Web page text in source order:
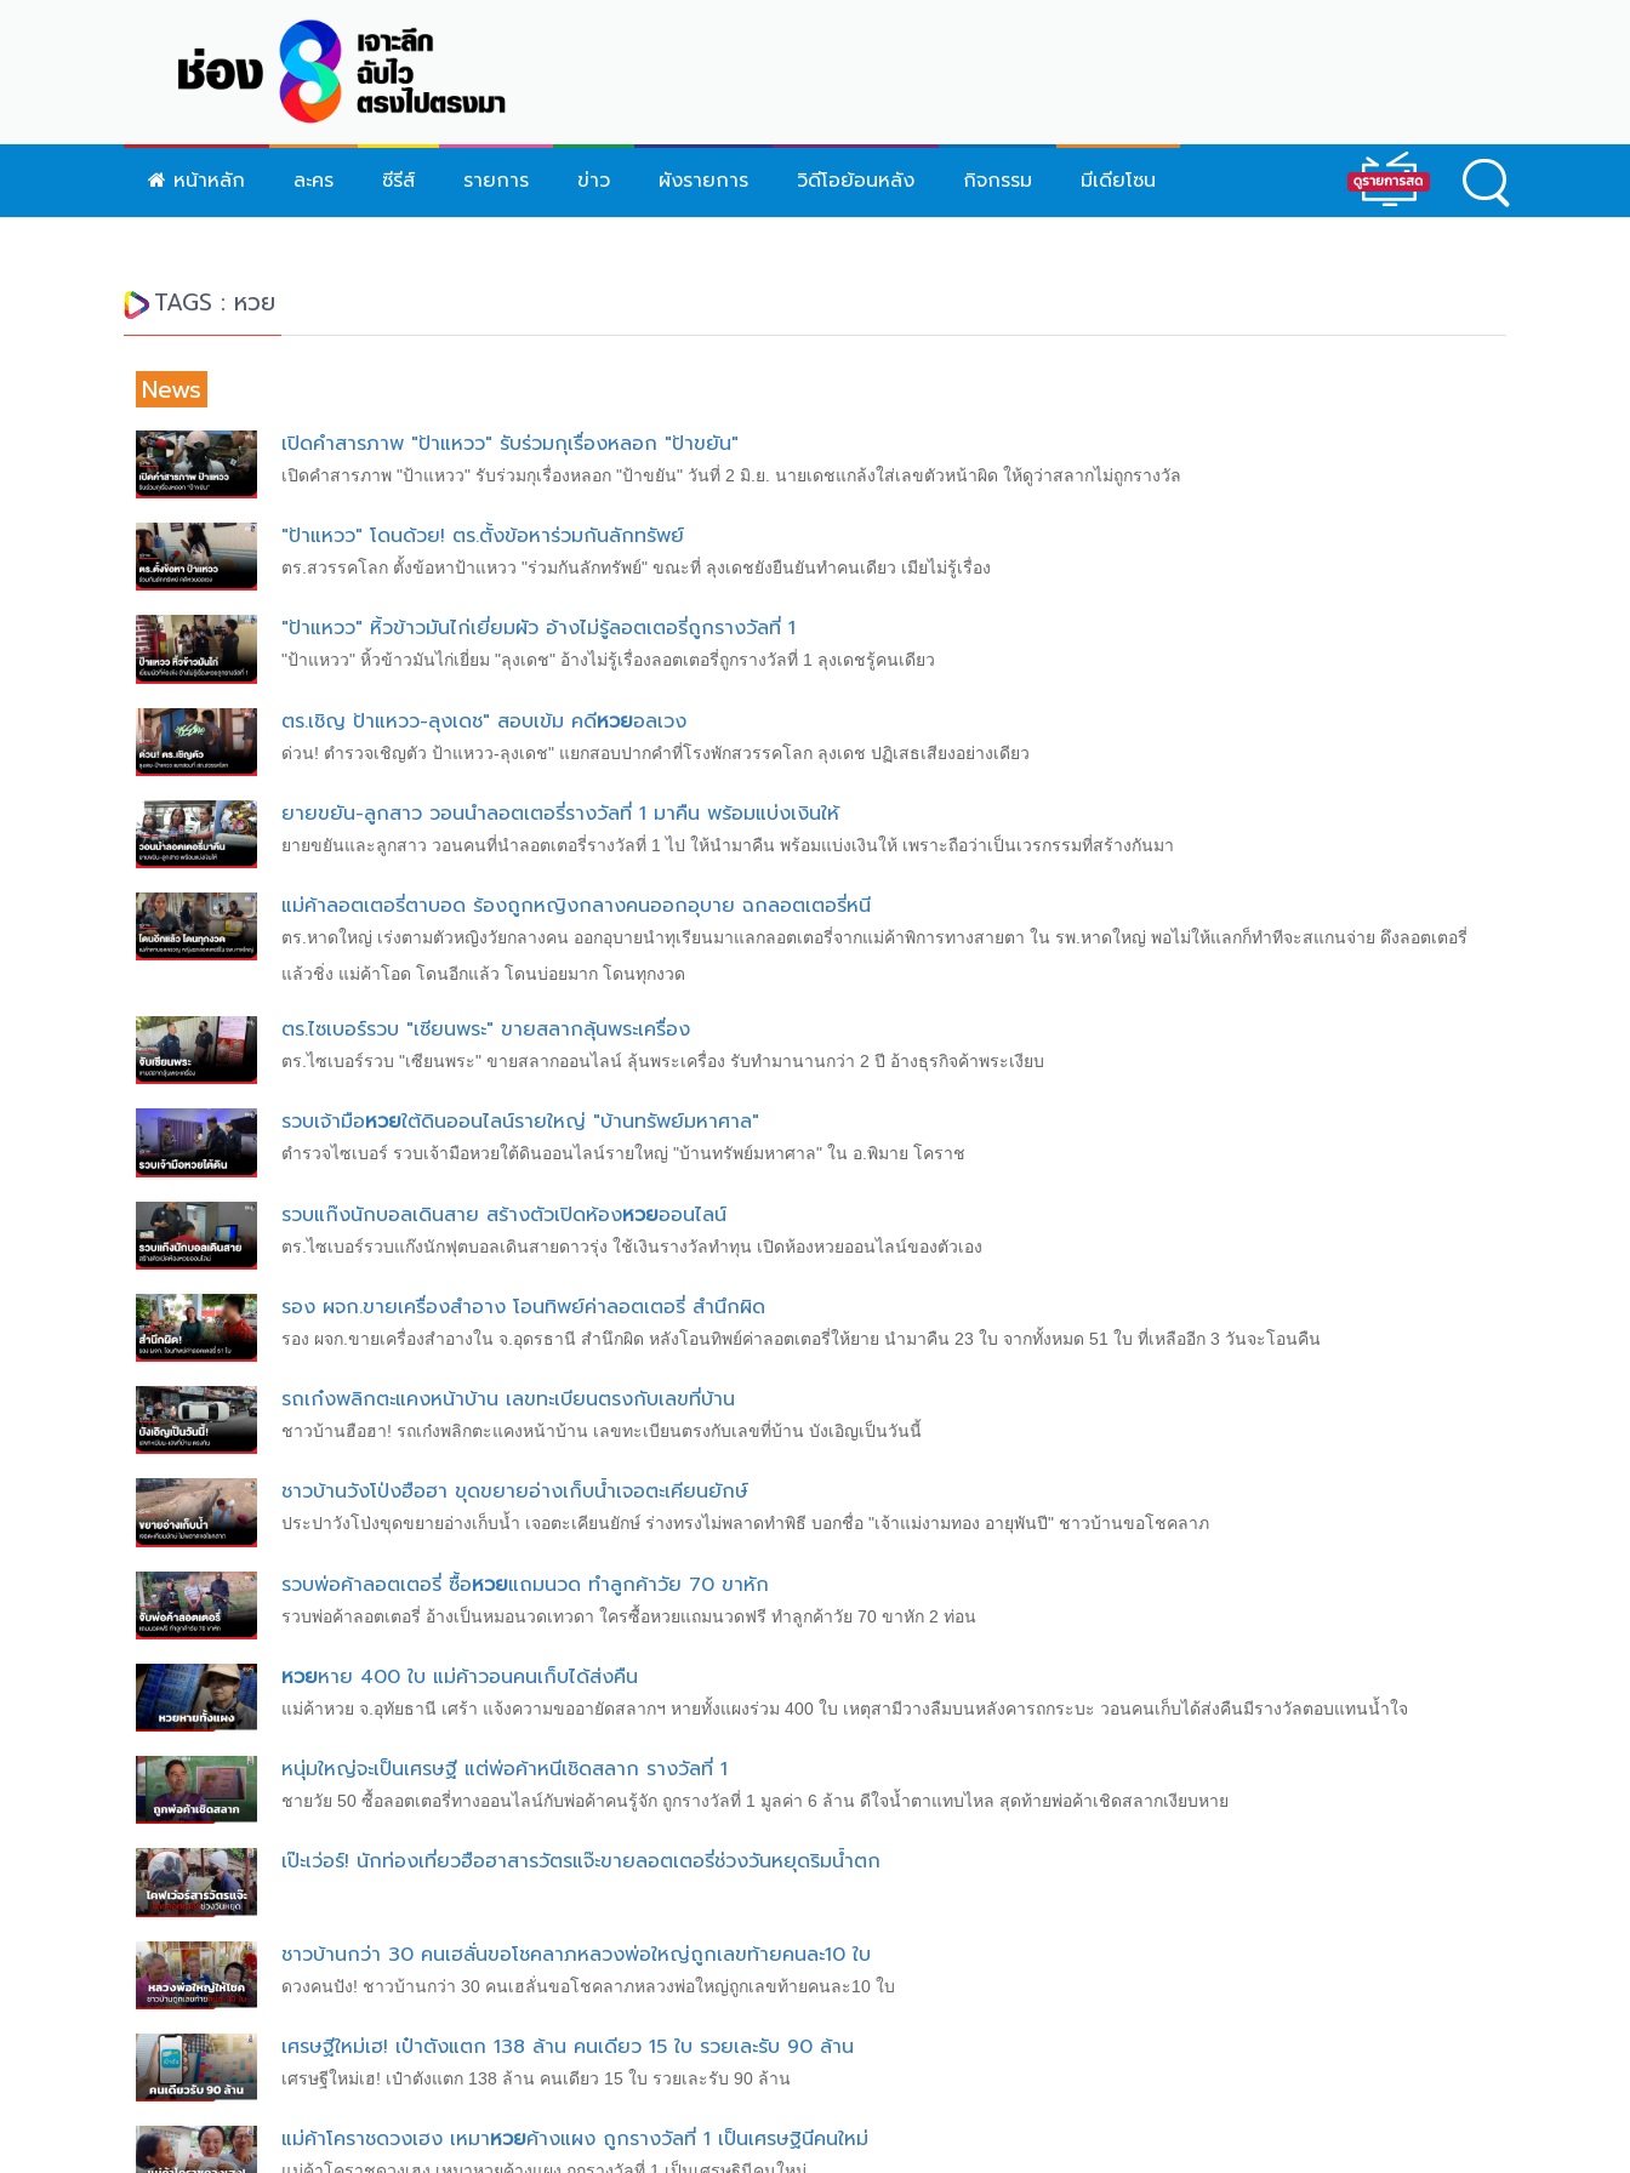
หน้าหลัก ละคร ซีรีส์ รายการ ข่าว ผังรายการ วิดีโอย้อนหลัง กิจกรรม มีเดียโซน
TAGS : หวย
News
เปิดคำสารภาพ "ป้าแหวว" รับร่วมกุเรื่องหลอก "ป้าขยัน"
เปิดคำสารภาพ "ป้าแหวว" รับร่วมกุเรื่องหลอก "ป้าขยัน" วันที่ 2 มิ.ย. นายเดชแกล้งใส่เลขตัวหน้าผิด ให้ดูว่าสลากไม่ถูกรางวัล
"ป้าแหวว" โดนด้วย! ตร.ตั้งข้อหาร่วมกันลักทรัพย์
ตร.สวรรคโลก ตั้งข้อหาป้าแหวว "ร่วมกันลักทรัพย์" ขณะที่ ลุงเดชยังยืนยันทำคนเดียว เมียไม่รู้เรื่อง
"ป้าแหวว" หิ้วข้าวมันไก่เยี่ยมผัว อ้างไม่รู้ลอตเตอรี่ถูกรางวัลที่ 1
"ป้าแหวว" หิ้วข้าวมันไก่เยี่ยม "ลุงเดช" อ้างไม่รู้เรื่องลอตเตอรี่ถูกรางวัลที่ 1 ลุงเดชรู้คนเดียว
ตร.เชิญ ป้าแหวว-ลุงเดช" สอบเข้ม คดีหวยอลเวง
ด่วน! ตำรวจเชิญตัว ป้าแหวว-ลุงเดช" แยกสอบปากคำที่โรงพักสวรรคโลก ลุงเดช ปฏิเสธเสียงอย่างเดียว
ยายขยัน-ลูกสาว วอนนำลอตเตอรี่รางวัลที่ 1 มาคืน พร้อมแบ่งเงินให้
ยายขยันและลูกสาว วอนคนที่นำลอตเตอรี่รางวัลที่ 1 ไป ให้นำมาคืน พร้อมแบ่งเงินให้ เพราะถือว่าเป็นเวรกรรมที่สร้างกันมา
แม่ค้าลอตเตอรี่ตาบอด ร้องถูกหญิงกลางคนออกอุบาย ฉกลอตเตอรี่หนี
ตร.หาดใหญ่ เร่งตามตัวหญิงวัยกลางคน ออกอุบายนำทุเรียนมาแลกลอตเตอรี่จากแม่ค้าพิการทางสายตา ใน รพ.หาดใหญ่ พอไม่ให้แลกก็ทำทีจะสแกนจ่าย ดึงลอตเตอรี่
แล้วชิ่ง แม่ค้าโอด โดนอีกแล้ว โดนบ่อยมาก โดนทุกงวด
ตร.ไซเบอร์รวบ "เซียนพระ" ขายสลากลุ้นพระเครื่อง
ตร.ไซเบอร์รวบ "เซียนพระ" ขายสลากออนไลน์ ลุ้นพระเครื่อง รับทำมานานกว่า 2 ปี อ้างธุรกิจค้าพระเงียบ
รวบเจ้ามือหวยใต้ดินออนไลน์รายใหญ่ "บ้านทรัพย์มหาศาล"
ตำรวจไซเบอร์ รวบเจ้ามือหวยใต้ดินออนไลน์รายใหญ่ "บ้านทรัพย์มหาศาล" ใน อ.พิมาย โคราช
รวบแก๊งนักบอลเดินสาย สร้างตัวเปิดห้องหวยออนไลน์
ตร.ไซเบอร์รวบแก๊งนักฟุตบอลเดินสายดาวรุ่ง ใช้เงินรางวัลทำทุน เปิดห้องหวยออนไลน์ของตัวเอง
รอง ผจก.ขายเครื่องสำอาง โอนทิพย์ค่าลอตเตอรี่ สำนึกผิด
รอง ผจก.ขายเครื่องสำอางใน จ.อุดรธานี สำนึกผิด หลังโอนทิพย์ค่าลอตเตอรี่ให้ยาย นำมาคืน 23 ใบ จากทั้งหมด 51 ใบ ที่เหลืออีก 3 วันจะโอนคืน
รถเก๋งพลิกตะแคงหน้าบ้าน เลขทะเบียนตรงกับเลขที่บ้าน
ชาวบ้านฮือฮา! รถเก๋งพลิกตะแคงหน้าบ้าน เลขทะเบียนตรงกับเลขที่บ้าน บังเอิญเป็นวันนี้
ชาวบ้านวังโป่งฮือฮา ขุดขยายอ่างเก็บน้ำเจอตะเคียนยักษ์
ประปาวังโป่งขุดขยายอ่างเก็บน้ำ เจอตะเคียนยักษ์ ร่างทรงไม่พลาดทำพิธี บอกชื่อ "เจ้าแม่งามทอง อายุพันปี" ชาวบ้านขอโชคลาภ
รวบพ่อค้าลอตเตอรี่ ซื้อหวยแถมนวด ทำลูกค้าวัย 70 ขาหัก
รวบพ่อค้าลอตเตอรี่ อ้างเป็นหมอนวดเทวดา ใครซื้อหวยแถมนวดฟรี ทำลูกค้าวัย 70 ขาหัก 2 ท่อน
หวยหาย 400 ใบ แม่ค้าวอนคนเก็บได้ส่งคืน
แม่ค้าหวย จ.อุทัยธานี เศร้า แจ้งความขออายัดสลากฯ หายทั้งแผงร่วม 400 ใบ เหตุสามีวางลืมบนหลังคารถกระบะ วอนคนเก็บได้ส่งคืนมีรางวัลตอบแทนน้ำใจ
หนุ่มใหญ่จะเป็นเศรษฐี แต่พ่อค้าหนีเชิดสลาก รางวัลที่ 1
ชายวัย 50 ซื้อลอตเตอรี่ทางออนไลน์กับพ่อค้าคนรู้จัก ถูกรางวัลที่ 1 มูลค่า 6 ล้าน ดีใจน้ำตาแทบไหล สุดท้ายพ่อค้าเชิดสลากเงียบหาย
เป๊ะเว่อร์! นักท่องเที่ยวฮือฮาสารวัตรแจ๊ะขายลอตเตอรี่ช่วงวันหยุดริมน้ำตก
ชาวบ้านกว่า 30 คนเฮลั่นขอโชคลาภหลวงพ่อใหญ่ถูกเลขท้ายคนละ10 ใบ
ดวงคนปัง! ชาวบ้านกว่า 30 คนเฮลั่นขอโชคลาภหลวงพ่อใหญ่ถูกเลขท้ายคนละ10 ใบ
เศรษฐีใหม่เฮ! เป๋าตังแตก 138 ล้าน คนเดียว 15 ใบ รวยเละรับ 90 ล้าน
เศรษฐีใหม่เฮ! เป๋าตังแตก 138 ล้าน คนเดียว 15 ใบ รวยเละรับ 90 ล้าน
แม่ค้าโคราชดวงเฮง เหมาหวยค้างแผง ถูกรางวัลที่ 1 เป็นเศรษฐินีคนใหม่